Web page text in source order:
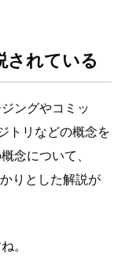
されている
ングやコミッ
トリなどの概念を
念について、
りとした解説が
。